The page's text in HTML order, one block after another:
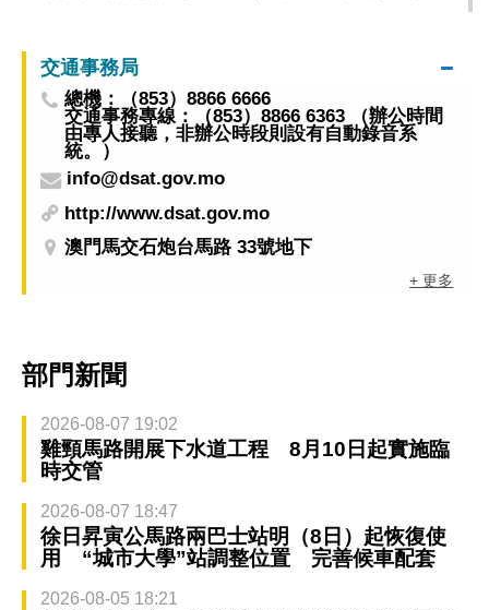
交通事務局
總機：（853）8866 6666
交通事務專線：（853）8866 6363 （辦公時間
由專人接聽，非辦公時段則設有自動錄音系
統。）
info@dsat.gov.mo
http://www.dsat.gov.mo
澳門馬交石炮台馬路 33號地下
+ 更多
部門新聞
2026-08-07 19:02
雞頸馬路開展下水道工程 8月10日起實施臨
時交管
2026-08-07 18:47
徐日昇寅公馬路兩巴士站明（8日）起恢復使
用 “城市大學”站調整位置 完善候車配套
2026-08-05 18:21